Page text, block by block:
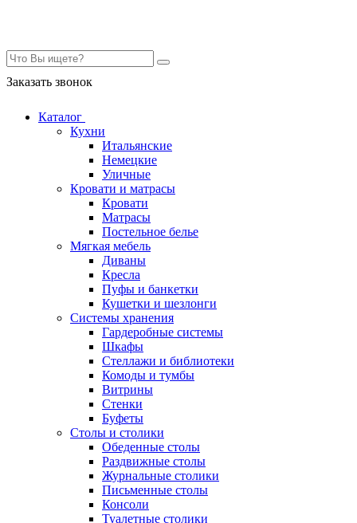
Заказать звонок
Каталог
Кухни
Итальянские
Немецкие
Уличные
Кровати и матрасы
Кровати
Матрасы
Постельное белье
Мягкая мебель
Диваны
Кресла
Пуфы и банкетки
Кушетки и шезлонги
Системы хранения
Гардеробные системы
Шкафы
Стеллажи и библиотеки
Комоды и тумбы
Витрины
Стенки
Буфеты
Столы и столики
Обеденные столы
Раздвижные столы
Журнальные столики
Письменные столы
Консоли
Туалетные столики